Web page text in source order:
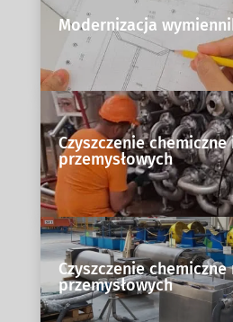
Modernizacja
Czyszczenie
przemysłowych
Czyszczenie chemiczne
przemysłowych